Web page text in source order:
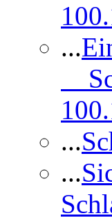
...
...
...